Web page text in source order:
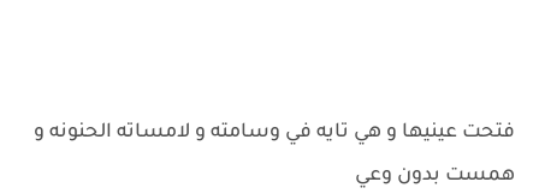
فتحت عينيها و هي تايه في وسامته و لامساته الحنونه و
همست بدون وعي